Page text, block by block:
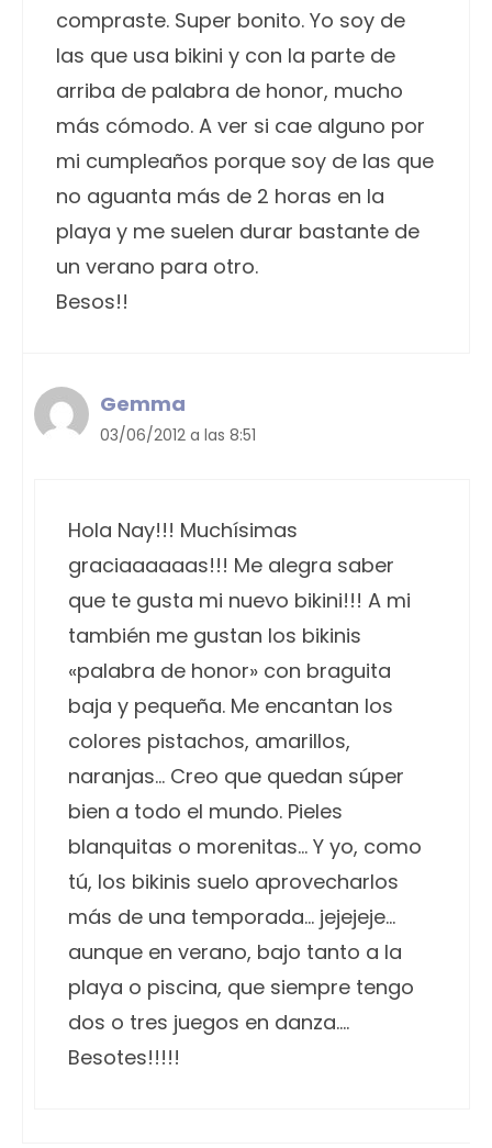
compraste. Super bonito. Yo soy de
las que usa bikini y con la parte de
arriba de palabra de honor, mucho
más cómodo. A ver si cae alguno por
mi cumpleaños porque soy de las que
no aguanta más de 2 horas en la
playa y me suelen durar bastante de
un verano para otro.
Besos!!
Gemma
03/06/2012 a las 8:51
Hola Nay!!! Muchísimas
graciaaaaaas!!! Me alegra saber
que te gusta mi nuevo bikini!!! A mi
también me gustan los bikinis
«palabra de honor» con braguita
baja y pequeña. Me encantan los
colores pistachos, amarillos,
naranjas… Creo que quedan súper
bien a todo el mundo. Pieles
blanquitas o morenitas… Y yo, como
tú, los bikinis suelo aprovecharlos
más de una temporada… jejejeje…
aunque en verano, bajo tanto a la
playa o piscina, que siempre tengo
dos o tres juegos en danza….
Besotes!!!!!